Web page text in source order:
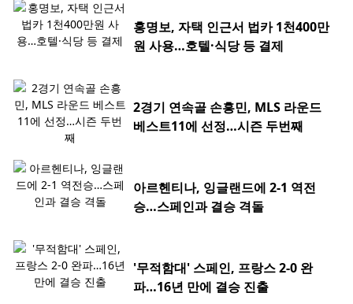
홍명보, 자택 인근서 법카 1천400만
원 사용…호텔·식당 등 결제
2경기 연속골 손흥민, MLS 라운드
베스트11에 선정…시즌 두번째
아르헨티나, 잉글랜드에 2-1 역전
승…스페인과 결승 격돌
'무적함대' 스페인, 프랑스 2-0 완
파…16년 만에 결승 진출